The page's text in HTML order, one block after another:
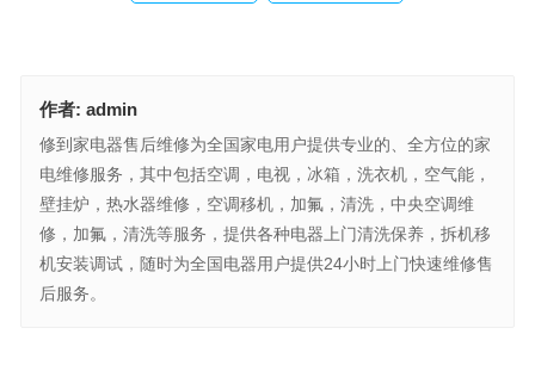
作者: admin
修到家电器售后维修为全国家电用户提供专业的、全方位的家
电维修服务，其中包括空调，电视，冰箱，洗衣机，空气能，
壁挂炉，热水器维修，空调移机，加氟，清洗，中央空调维
修，加氟，清洗等服务，提供各种电器上门清洗保养，拆机移
机安装调试，随时为全国电器用户提供24小时上门快速维修售
后服务。